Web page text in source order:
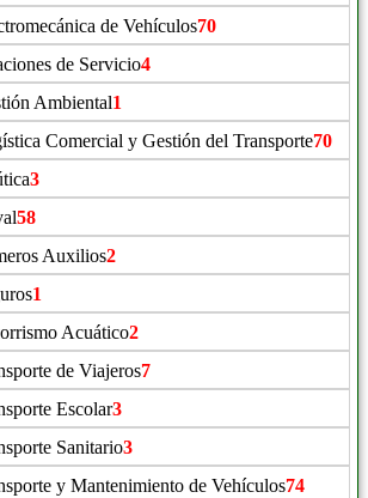
de Vehículos70
de Servicio4
Ambiental1
Comercial y Gestión del Transporte70
3
58
Auxilios2
1
Acuático2
de Viajeros7
Escolar3
Sanitario3
y Mantenimiento de Vehículos74